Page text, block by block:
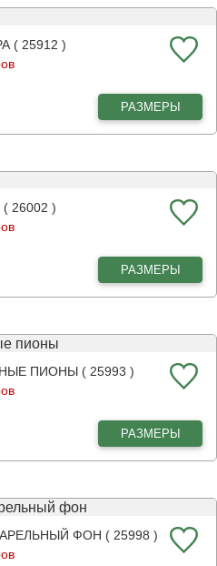
( 25912 )
РАЗМЕРЫ
26002 )
РАЗМЕРЫ
ПИОНЫ ( 25993 )
РАЗМЕРЫ
ФОН ( 25998 )